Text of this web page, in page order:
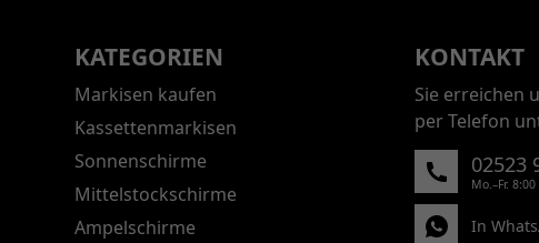
KATEGORIEN
Markisen kaufen
Kassettenmarkisen
Sonnenschirme
Mittelstockschirme
Ampelschirme
KONTAKT
Sie erreichen
per Telefon
02523
Mo.–Fr.
In